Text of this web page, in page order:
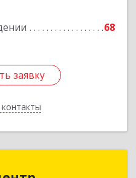
68
заявку
заявку
центр